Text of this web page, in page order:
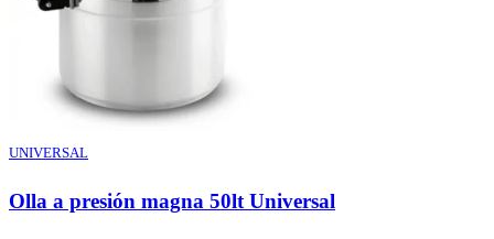
UNIVERSAL
Olla a presión magna 50lt Universal